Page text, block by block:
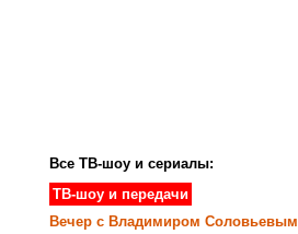
Все ТВ-шоу и сериалы:
ТВ-шоу и передачи
Вечер с Владимиром Соловьевым